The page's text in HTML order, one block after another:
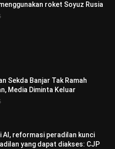
roket Soyuz Rusia
Sekda Banjar Tak Ramah
Media Diminta Keluar
AI, reformasi peradilan kunci
yang dapat diakses: CJP